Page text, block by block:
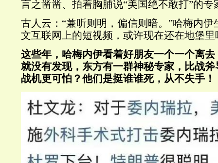
言之凿凿、拍着胸脯说“美国绝不敢打”的专
古人云： “兼听则明，偏信则暗。 ”哈梅内伊
文互联网上的短视频，或许现在还在地堡里
这些年，哈梅内伊看着好朋友一个一个离
就没有发现，东方有一群神秘专家，比战
战机更可怕？他们是挺谁谁死，从不失手！